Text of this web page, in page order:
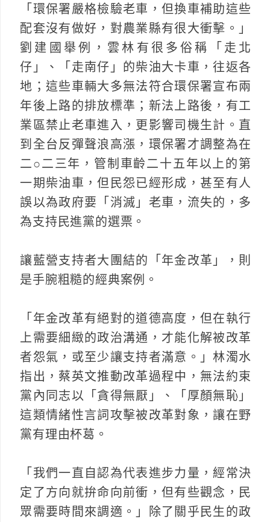
「環保署嚴格檢驗老車，但換車補助這些
配套沒有做好，對農業縣有很大衝擊。」
劉建國舉例，雲林有很多俗稱「走北
仔」、「走南仔」的柴油大卡車，往返各
地；這些車輛大多無法符合環保署宣布兩
年後上路的排放標準；新法上路後，有工
業區禁止老車進入，更影響司機生計。直
到全台反彈聲浪高漲，環保署才調整為在
二○二三年，管制車齡二十五年以上的第
一期柴油車，但民怨已經形成，甚至有人
誤以為政府要「消滅」老車，流失的，多
為支持民進黨的選票。
讓藍營支持者大團結的「年金改革」，則
是手腕粗糙的經典案例。
「年金改革有絕對的道德高度，但在執行
上需要細緻的政治溝通，才能化解被改革
者怨氣，或至少讓支持者滿意。」林濁水
指出，蔡英文推動改革過程中，無法約束
黨內同志以「貪得無厭」、「厚顏無恥」
這類情緒性言詞攻擊被改革對象，讓在野
黨有理由杯葛。
「我們一直自認為代表進步力量，經常決
定了方向就拚命向前衝，但有些觀念，民
眾需要時間來調適。」除了關乎民生的政